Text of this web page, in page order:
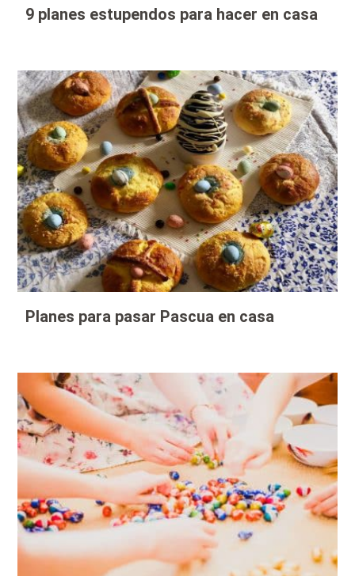
9 planes estupendos para hacer en casa
Planes para pasar Pascua en casa